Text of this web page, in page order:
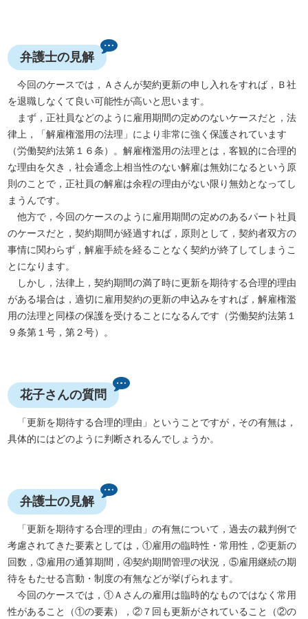
弁護士の見解
今回のケースでは，Ａさんが契約更新の申し入れをすれば，Ｂ社
を退職しなくて良い可能性が高いと思います。
まず，正社員などのように雇用期間の定めのないケースだと，法
律上，「解雇権濫用の法理」により非常に強く保護されています
（労働契約法第１６条）。解雇権濫用の法理とは，客観的に合理的
な理由を欠き，社会通念上相当性のない解雇は無効になるという原
則のことで，正社員の解雇は余程の理由がない限り無効となってし
まうんです。
他方で，今回のケースのように雇用期間の定めのあるパート社員
のケースだと，契約期間が経過すれば，原則として，契約者双方の
事情に関わらず，解雇手続を経ることなく契約が終了してしまうこ
とになります。
しかし，法律上，契約期間の満了時に更新を期待する合理的理由
がある場合は，適切に雇用契約の更新の申込みをすれば，解雇権濫
用の法理と同様の保護を受けることになるんです（労働契約法第１
９条第１号，第２号）。
花子さんの質問
「更新を期待する合理的理由」ということですが，その有無は，
具体的にはどのように判断されるんでしょうか。
弁護士の見解
「更新を期待する合理的理由」の有無について，過去の裁判例で
考慮されてきた要素としては，①雇用の臨時性・常用性，②更新の
回数，③雇用の通算期間，④契約期間管理の状況，⑤雇用継続の期
待をもたせる言動・制度の有無などが挙げられます。
今回のケースでは，①Ａさんの雇用は臨時的なものではなく常用
性があること（①の要素），②７回も更新がされていること（②の